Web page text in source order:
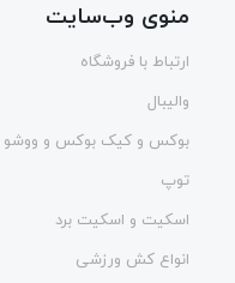
منوی وب‌سایت
ارتباط با فروشگاه
والیبال
بوکس و کیک بوکس و ووشو
توپ
اسکیت و اسکیت برد
انواع کش ورزشی